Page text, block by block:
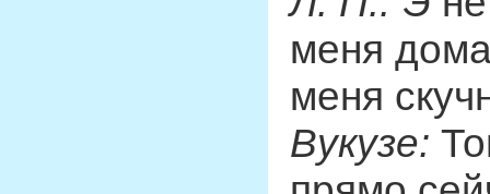
меня
меня
Вукузе: